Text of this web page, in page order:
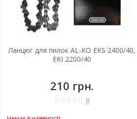
Ланцюг для пилок AL-KO EKS 2400/40,
EKI 2200/40
210 грн.
0